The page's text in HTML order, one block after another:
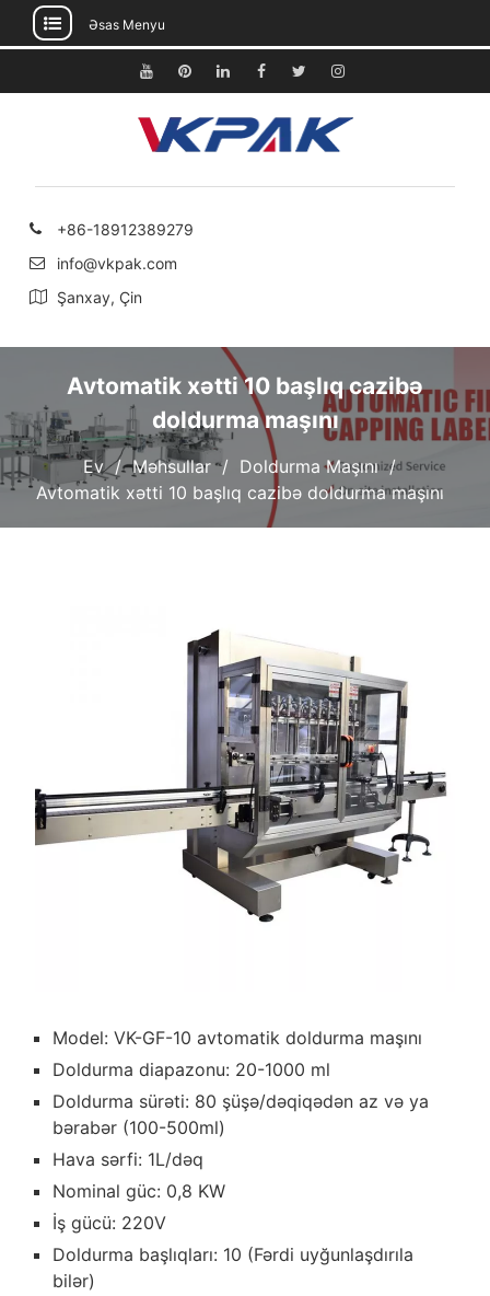
keçin
Əsas Menyu
YoutubePinterestLinkedinFacebook
TwitterInstagram
+86-18912389279
info@vkpak.com
Şanxay, Çin
Avtomatik xətti 10 başlıq cazibə
doldurma maşını
Ev Məhsullar
Doldurma Maşını
Avtomatik xətti 10 başlıq cazibə doldurma maşını
Model: VK-GF-10 avtomatik doldurma maşını
Doldurma diapazonu: 20-1000 ml
Doldurma sürəti: 80 şüşə/dəqiqədən az və ya
bərabər (100-500ml)
Hava sərfi: 1L/dəq
Nominal güc: 0,8 KW
İş gücü: 220V
Doldurma başlıqları: 10 (Fərdi uyğunlaşdırıla
bilər)